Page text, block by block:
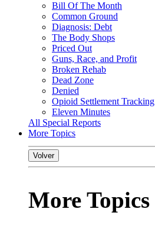
Bill Of The Month
Common Ground
Diagnosis: Debt
The Body Shops
Priced Out
Guns, Race, and Profit
Broken Rehab
Dead Zone
Denied
Opioid Settlement Tracking
Eleven Minutes
All Special Reports
More Topics
Volver
More Topics